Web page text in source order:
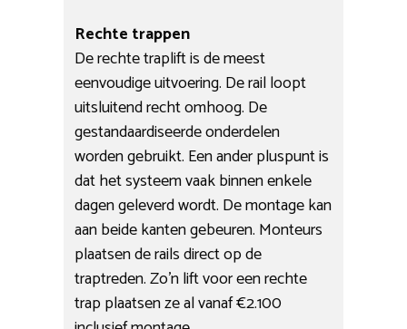
Rechte trappen
De rechte traplift is de meest
eenvoudige uitvoering. De rail loopt
uitsluitend recht omhoog. De
gestandaardiseerde onderdelen
worden gebruikt. Een ander pluspunt is
dat het systeem vaak binnen enkele
dagen geleverd wordt. De montage kan
aan beide kanten gebeuren. Monteurs
plaatsen de rails direct op de
traptreden. Zo’n lift voor een rechte
trap plaatsen ze al vanaf €2.100